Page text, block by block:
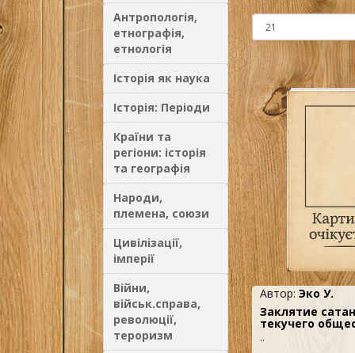
Антропологія,
етнографія,
етнологія
Історія як наука
Історія: Періоди
Країни та
регіони: історія
та географія
Народи,
племена, союзи
Цивілізації,
імперії
Війни,
військ.справа,
революції,
тероризм
Автор: Эко У.
Заклятие
текучего
..